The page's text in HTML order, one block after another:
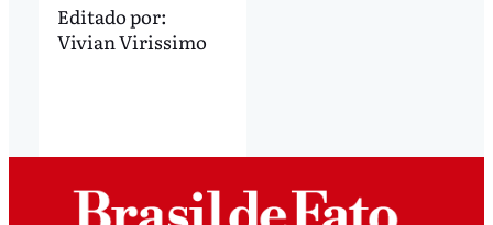
Editado por:
Vivian Virissimo